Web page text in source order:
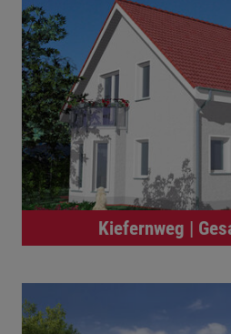
Kiefernweg |